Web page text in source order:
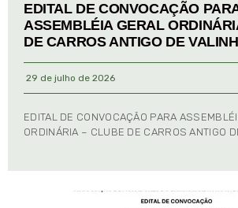
EDITAL DE CONVOCAÇÃO
ASSEMBLÉIA GERAL
DE CARROS ANTIGO DE
29 de julho de 2026
EDITAL DE CONVOCAÇÃO PARA
ORDINÁRIA – CLUBE DE CARROS ANTIGO